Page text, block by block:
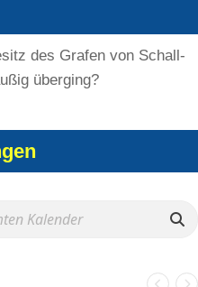
des Grafen von Schall-
überging?